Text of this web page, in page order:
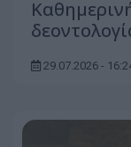
29.07.2026 -